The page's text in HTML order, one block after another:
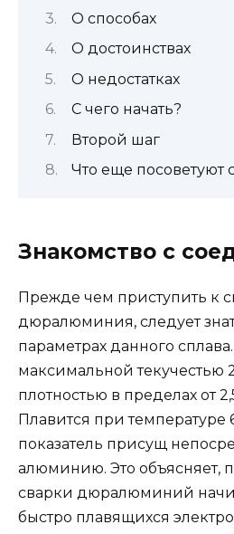
О способах
О достоинствах
О недостатках
С чего начать?
Второй шаг
Что еще посоветуют
Знакомство с
Прежде чем приступить к
дюралюминия, следует
параметрах данного
максимальной текучестью
плотностью в пределах от
Плавится при температуре
показатель присущ
алюминию. Это объясняет,
сварки дюралюминий
быстро плавящихся